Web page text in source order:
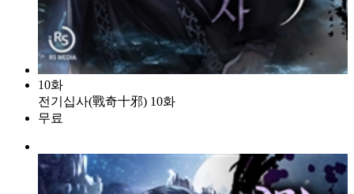
10화
전기십사(戰奇十邪) 10화
무료